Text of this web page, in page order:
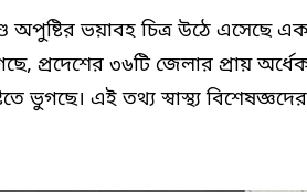
অপুষ্টির ভয়াবহ চিত্র উঠে এসেছে
প্রদেশের ৩৬টি জেলার প্রায়
ভুগছে। এই তথ্য স্বাস্থ্য